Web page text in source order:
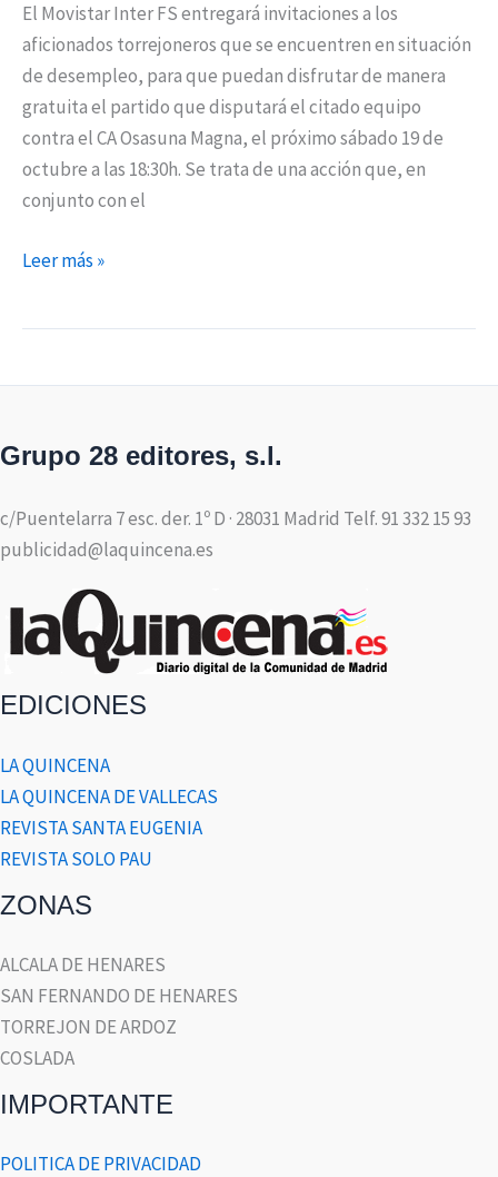
El Movistar Inter FS entregará invitaciones a los
aficionados torrejoneros que se encuentren en situación
de desempleo, para que puedan disfrutar de manera
gratuita el partido que disputará el citado equipo
contra el CA Osasuna Magna, el próximo sábado 19 de
octubre a las 18:30h. Se trata de una acción que, en
conjunto con el
Leer más »
Grupo 28 editores, s.l.
c/Puentelarra 7 esc. der. 1º D · 28031 Madrid Telf. 91 332 15 93
publicidad@laquincena.es
EDICIONES
LA QUINCENA
LA QUINCENA DE VALLECAS
REVISTA SANTA EUGENIA
REVISTA SOLO PAU
ZONAS
ALCALA DE HENARES
SAN FERNANDO DE HENARES
TORREJON DE ARDOZ
COSLADA
IMPORTANTE
POLITICA DE PRIVACIDAD